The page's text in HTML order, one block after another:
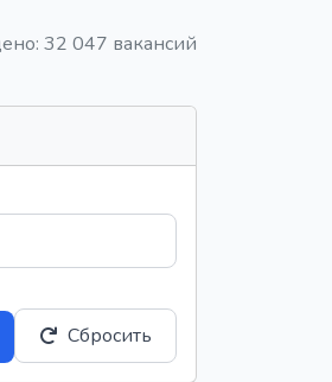
32 047 вакансий
Сбросить